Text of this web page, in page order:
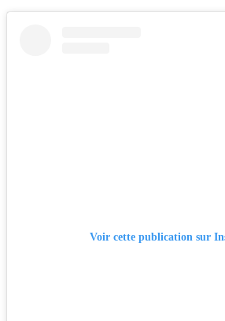
Voir cette publication sur